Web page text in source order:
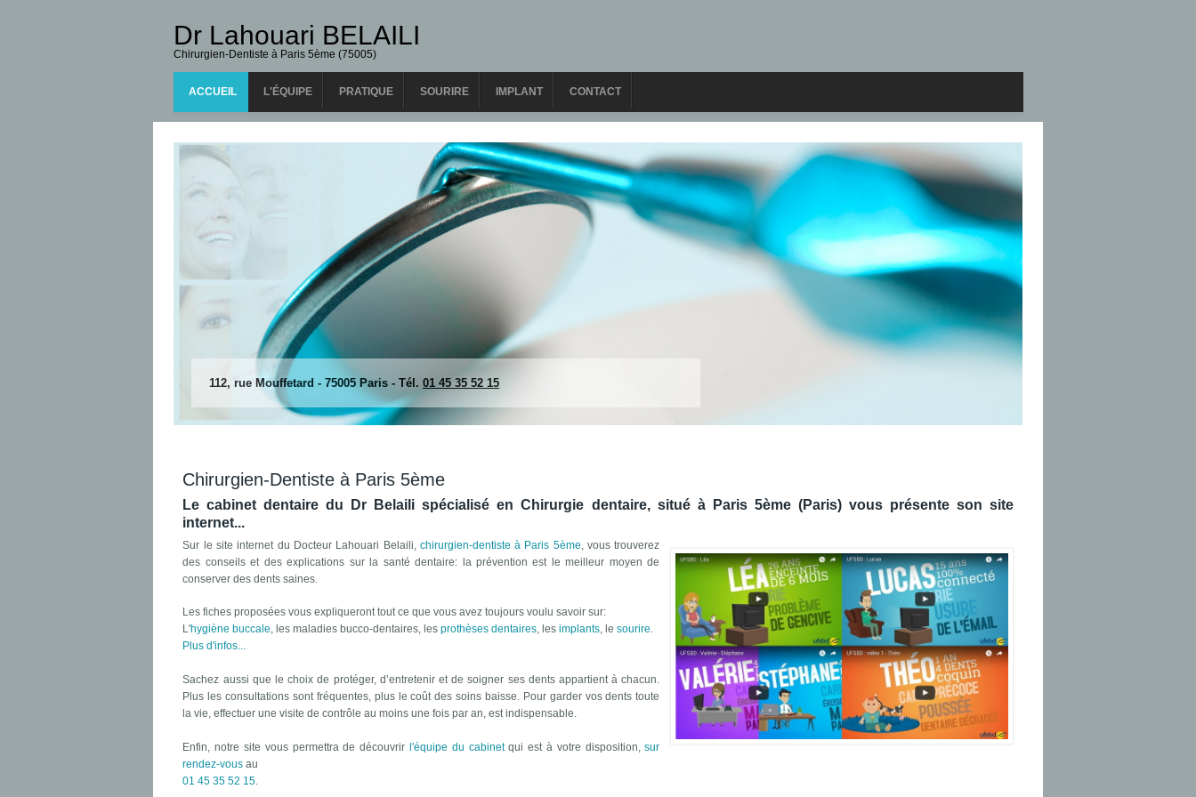
Dr Lahouari BELAILI
Chirurgien-Dentiste à Paris 5ème (75005)
ACCUEIL L'ÉQUIPE PRATIQUE SOURIRE IMPLANT CONTACT
112, rue Mouffetard - 75005 Paris - Tél.01 45 35 52 15
Chirurgien-Dentiste à Paris 5ème
Le cabinet dentaire du Dr Belaili spécialisé en Chirurgie dentaire, situé à Paris 5ème (Paris) vous présente son site
internet...
Sur le site internet du Docteur Lahouari Belaili, chirurgien-dentiste à Paris 5ème, vous trouverez
des conseils et des explications sur la santé dentaire: la prévention est le meilleur moyen de
conserver des dents saines.
Les fiches proposées vous expliqueront tout ce que vous avez toujours voulu savoir sur:
L'hygiène buccale, les maladies bucco-dentaires, lesprothèses dentaires, lesimplants, lesourire.
Plus d'infos...
Sachez aussi que le choix de protéger, d’entretenir et de soigner ses dents appartient à chacun.
Plus les consultations sont fréquentes, plus le coût des soins baisse. Pour garder vos dents toute
la vie, effectuer une visite de contrôle au moins une fois par an, est indispensable.
Enfin, notre site vous permettra de découvrir l'équipe du cabinetqui est à votre disposition,sur
rendez-vous au
01 45 35 52 15.